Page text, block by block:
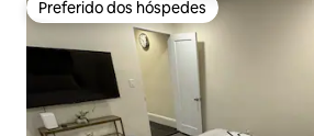
Preferido dos hóspedes
Preferido dos hóspedes